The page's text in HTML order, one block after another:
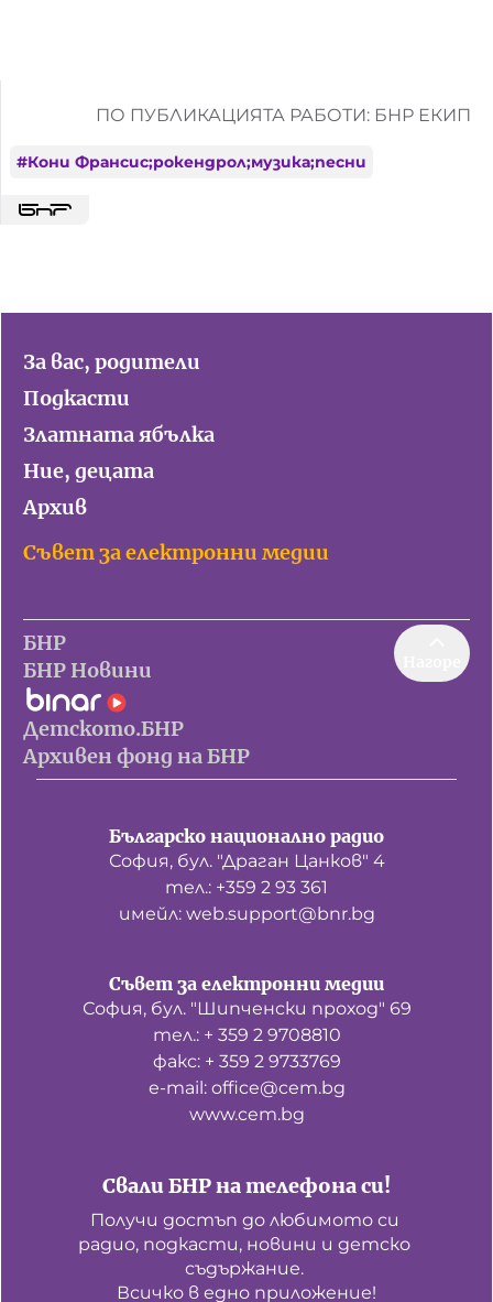
ПО ПУБЛИКАЦИЯТА РАБОТИ: БНР ЕКИП
#Кони Франсис;рокендрол;музика;песни
За вас, родители
Подкасти
Златната ябълка
Ние, децата
Архив
Съвет за електронни медии
БНР
БНР Новини
Детското.БНР
Архивен фонд на БНР
Българско национално радио
София, бул. "Драган Цанков" 4
тел.: +359 2 93 361
имейл: web.support@bnr.bg
Свали БНР на телефона си!
Получи достъп до любимото си
радио, подкасти, новини и детско
съдържание.
Всичко в едно приложение!
Съвет за електронни медии
София, бул. "Шипченски проход" 69
тел.: + 359 2 9708810
факс: + 359 2 9733769
е-mail: office@cem.bg
www.cem.bg